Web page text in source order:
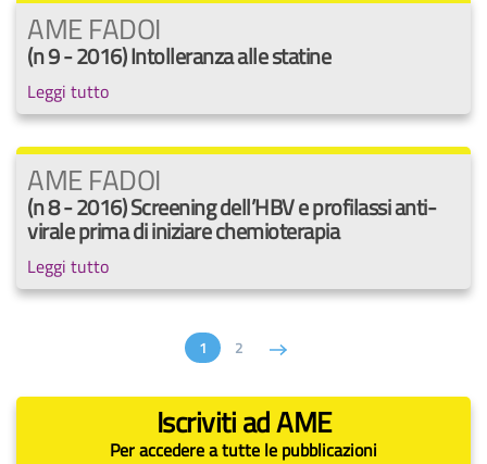
AME FADOI
(n 9 - 2016) Intolleranza alle statine
Leggi tutto
AME FADOI
(n 8 - 2016) Screening dell’HBV e profilassi anti-
virale prima di iniziare chemioterapia
Leggi tutto
1 2
Iscriviti ad AME
Per accedere a tutte le pubblicazioni